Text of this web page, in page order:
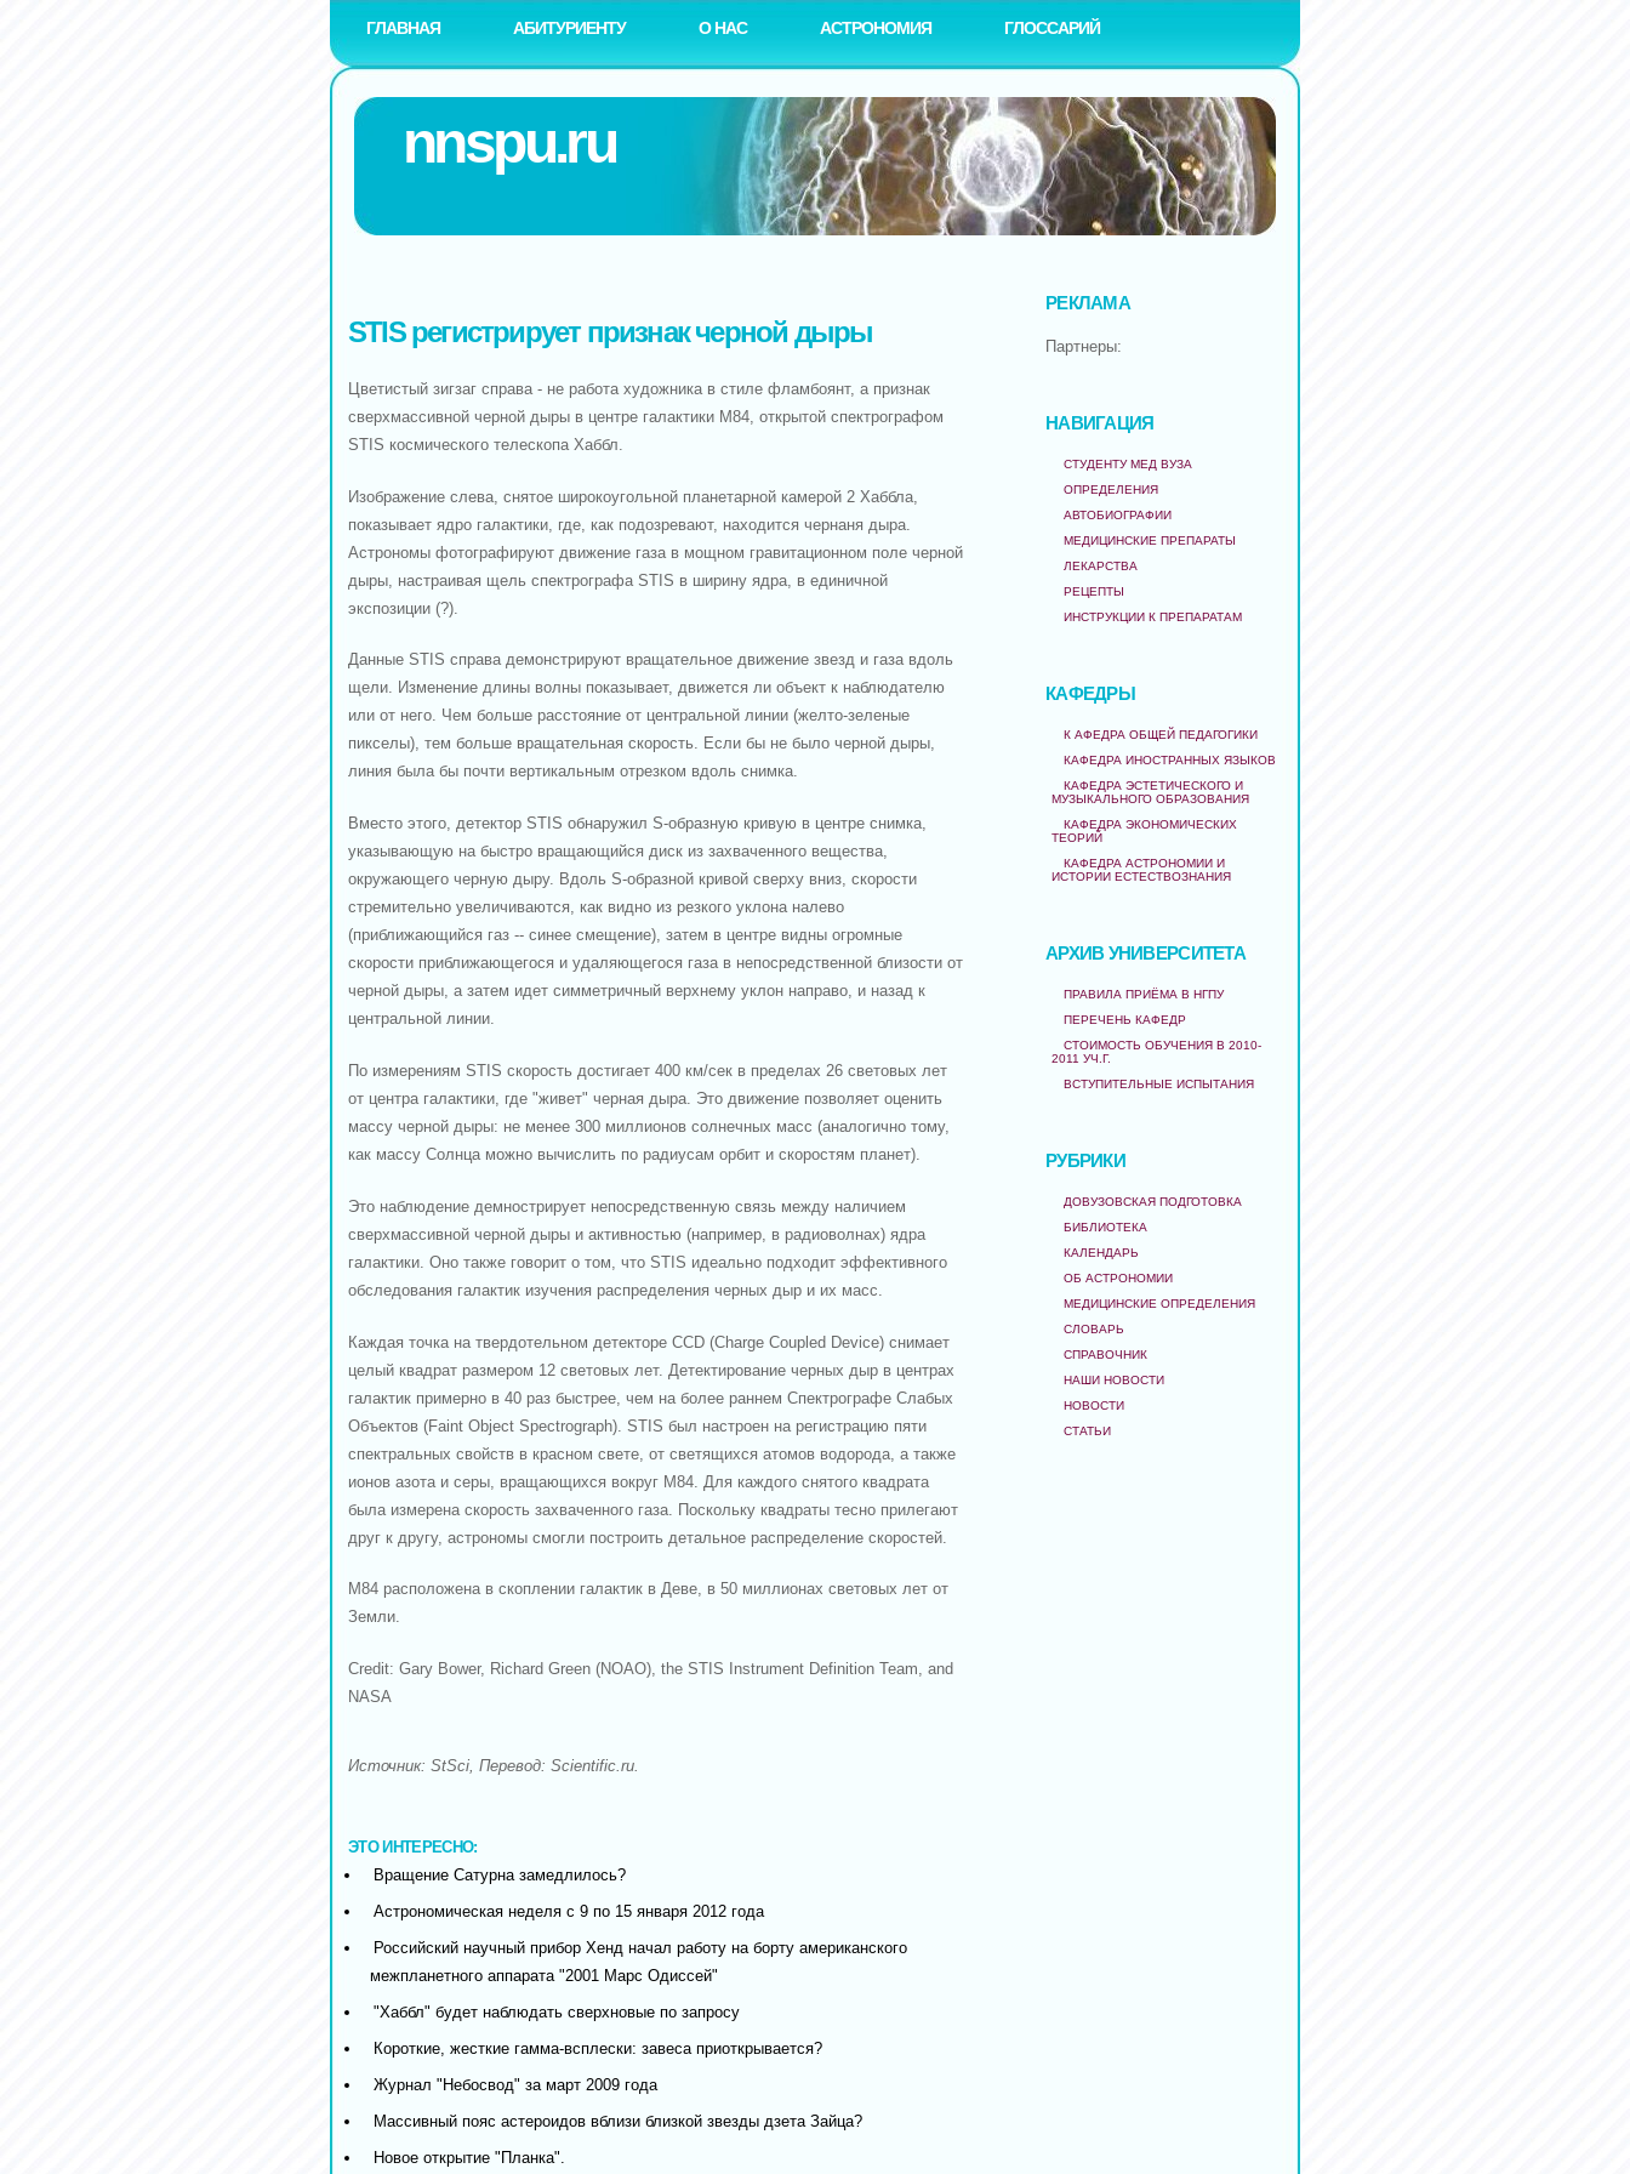
ГЛАВНАЯ АБИТУРИЕНТУ О НАС АСТРОНОМИЯ ГЛОССАРИЙ
nnspu.ru
STIS регистрирует признак черной дыры
Цветистый зигзаг справа - не работа художника в стиле фламбоянт, а признак
сверхмассивной черной дыры в центре галактики М84, открытой спектрографом
STIS космического телескопа Хаббл.
Изображение слева, снятое широкоугольной планетарной камерой 2 Хаббла,
показывает ядро галактики, где, как подозревают, находится чернаня дыра.
Астрономы фотографируют движение газа в мощном гравитационном поле черной
дыры, настраивая щель спектрографа STIS в ширину ядра, в единичной
экспозиции (?).
Данные STIS справа демонстрируют вращательное движение звезд и газа вдоль
щели. Изменение длины волны показывает, движется ли объект к наблюдателю
или от него. Чем больше расстояние от центральной линии (желто-зеленые
пикселы), тем больше вращательная скорость. Если бы не было черной дыры,
линия была бы почти вертикальным отрезком вдоль снимка.
Вместо этого, детектор STIS обнаружил S-образную кривую в центре снимка,
указывающую на быстро вращающийся диск из захваченного вещества,
окружающего черную дыру. Вдоль S-образной кривой сверху вниз, скорости
стремительно увеличиваются, как видно из резкого уклона налево
(приближающийся газ -- синее смещение), затем в центре видны огромные
скорости приближающегося и удаляющегося газа в непосредственной близости от
черной дыры, а затем идет симметричный верхнему уклон направо, и назад к
центральной линии.
По измерениям STIS скорость достигает 400 км/сек в пределах 26 световых лет
от центра галактики, где "живет" черная дыра. Это движение позволяет оценить
массу черной дыры: не менее 300 миллионов солнечных масс (аналогично тому,
как массу Солнца можно вычислить по радиусам орбит и скоростям планет).
Это наблюдение демнострирует непосредственную связь между наличием
сверхмассивной черной дыры и активностью (например, в радиоволнах) ядра
галактики. Оно также говорит о том, что STIS идеально подходит эффективного
обследования галактик изучения распределения черных дыр и их масс.
Каждая точка на твердотельном детекторе CCD (Charge Coupled Device) снимает
целый квадрат размером 12 световых лет. Детектирование черных дыр в центрах
галактик примерно в 40 раз быстрее, чем на более раннем Спектрографе Слабых
Объектов (Faint Object Spectrograph). STIS был настроен на регистрацию пяти
спектральных свойств в красном свете, от светящихся атомов водорода, а также
ионов азота и серы, вращающихся вокруг М84. Для каждого снятого квадрата
была измерена скорость захваченного газа. Поскольку квадраты тесно прилегают
друг к другу, астрономы смогли построить детальное распределение скоростей.
М84 расположена в скоплении галактик в Деве, в 50 миллионах световых лет от
Земли.
Credit: Gary Bower, Richard Green (NOAO), the STIS Instrument Definition Team, and
NASA
Источник: StSci, Перевод: Scientific.ru.
ЭТО ИНТЕРЕСНО:
Вращение Сатурна замедлилось?
Астрономическая неделя с 9 по 15 января 2012 года
Российский научный прибор Хенд начал работу на борту американского
межпланетного аппарата "2001 Марс Одиссей"
"Хаббл" будет наблюдать сверхновые по запросу
Короткие, жесткие гамма-всплески: завеса приоткрывается?
Журнал "Небосвод" за март 2009 года
Массивный пояс астероидов вблизи близкой звезды дзета Зайца?
Новое открытие "Планка".
РЕКЛАМА
Партнеры:
НАВИГАЦИЯ
СТУДЕНТУ МЕД ВУЗА
ОПРЕДЕЛЕНИЯ
АВТОБИОГРАФИИ
МЕДИЦИНСКИЕ ПРЕПАРАТЫ
ЛЕКАРСТВА
РЕЦЕПТЫ
ИНСТРУКЦИИ К ПРЕПАРАТАМ
КАФЕДРЫ
К АФЕДРА ОБЩЕЙ ПЕДАГОГИКИ
КАФЕДРА ИНОСТРАННЫХ ЯЗЫКОВ
КАФЕДРА ЭСТЕТИЧЕСКОГО И
МУЗЫКАЛЬНОГО ОБРАЗОВАНИЯ
КАФЕДРА ЭКОНОМИЧЕСКИХ
ТЕОРИЙ
КАФЕДРА АСТРОНОМИИ И
ИСТОРИИ ЕСТЕСТВОЗНАНИЯ
АРХИВ УНИВЕРСИТЕТА
ПРАВИЛА ПРИЁМА В НГПУ
ПЕРЕЧЕНЬ КАФЕДР
СТОИМОСТЬ ОБУЧЕНИЯ В 2010-
2011 УЧ.Г.
ВСТУПИТЕЛЬНЫЕ ИСПЫТАНИЯ
РУБРИКИ
ДОВУЗОВСКАЯ ПОДГОТОВКА
БИБЛИОТЕКА
КАЛЕНДАРЬ
ОБ АСТРОНОМИИ
МЕДИЦИНСКИЕ ОПРЕДЕЛЕНИЯ
СЛОВАРЬ
СПРАВОЧНИК
НАШИ НОВОСТИ
НОВОСТИ
СТАТЬИ